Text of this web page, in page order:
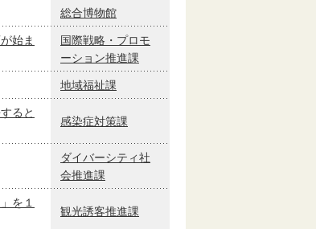
総合博物館
始ま
国際戦略・プロモ
ーション推進課
地域福祉課
ると
感染症対策課
ダイバーシティ社
会推進課
を１
観光誘客推進課